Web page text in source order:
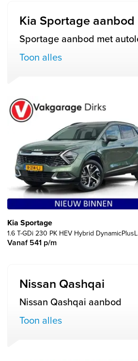
Kia Sportage aanbod
Sportage aanbod met
Toon alles
Kia Sportage
1.6 T-GDi 230 PK HEV Hybrid
Vanaf 541 p/m
Nissan Qashqai
Nissan Qashqai aanbod
Toon alles